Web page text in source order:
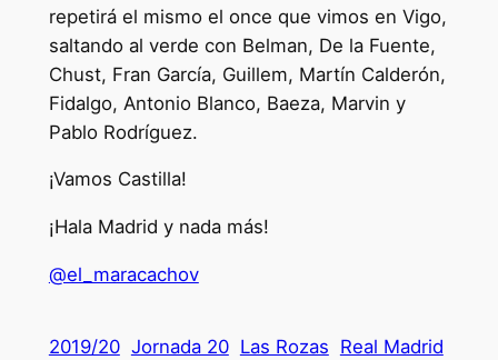
repetirá el mismo el once que vimos en Vigo,
saltando al verde con Belman, De la Fuente,
Chust, Fran García, Guillem, Martín Calderón,
Fidalgo, Antonio Blanco, Baeza, Marvin y
Pablo Rodríguez.
¡Vamos Castilla!
¡Hala Madrid y nada más!
@el_maracachov
2019/20 Jornada 20 Las Rozas Real Madrid